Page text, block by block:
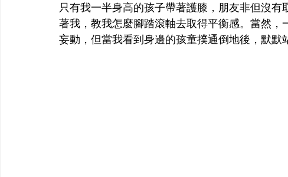
只有我一半身高的孩子帶著護膝，朋友非但沒
著我，教我怎麼腳踏滾軸去取得平衡感。當然
妄動，但當我看到身邊的孩童撲通倒地後，默默